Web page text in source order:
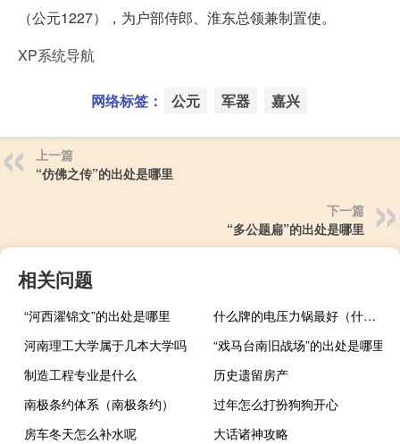
（公元1227），为户部侍郎、淮东总领兼制置使。
XP系统导航
网络标签： 公元 军器 嘉兴
上一篇
“仿佛之传”的出处是哪里
下一篇
“多公题扁”的出处是哪里
相关问题
“河西濯锦文”的出处是哪里
什么牌的电压力锅最好（什么牌的电压力锅好）
河南理工大学属于几本大学吗
“戏马台南旧战场”的出处是哪里
制造工程专业是什么
历史遗留房产
南极条约体系（南极条约）
过年怎么打扮狗狗开心
房车冬天怎么补水呢
大话诸神攻略